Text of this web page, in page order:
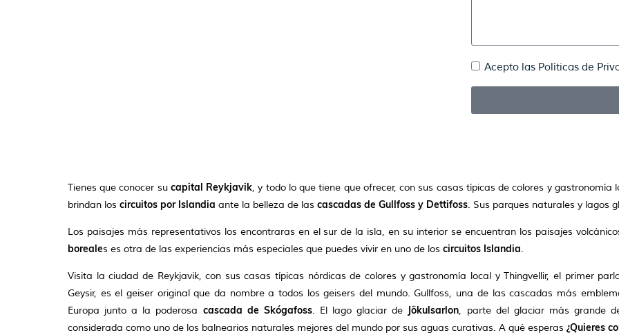
Acepto las Políticas de
Tienes que conocer su capital Reykjavik, y todo lo que tiene que ofrecer, con sus casas típicas de colores y
brindan los circuitos por Islandia ante la belleza de las cascadas de Gullfoss y Dettifoss. Sus parques naturales y lagos
Los paisajes más representativos los encontraras en el sur de la isla, en su interior se encuentran los paisajes
boreales es otra de las experiencias más especiales que puedes vivir en uno de los circuitos Islandia.
Visita la ciudad de Reykjavik, con sus casas típicas nórdicas de colores y gastronomía local y Thingvellir, el primer
Geysir, es el geiser original que da nombre a todos los geisers del mundo. Gullfoss, una de las cascadas más
Europa junto a la poderosa cascada de Skógafoss. El lago glaciar de Jökulsarlon, parte del glaciar más grande
considerada como uno de los balnearios naturales mejores del mundo por sus aguas curativas. A qué esperas ¿Quieres